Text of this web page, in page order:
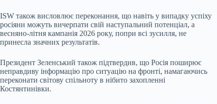
ISW також висловлює переконання, що навіть у випадку успіху
росіяни можуть вичерпати свій наступальний потенціал, а
весняно-літня кампанія 2026 року, попри всі зусилля, не
принесла значних результатів.
Президент Зеленський також підтвердив, що Росія поширює
неправдиву інформацію про ситуацію на фронті, намагаючись
переконати світову спільноту в нібито захопленні
Костянтинівки.